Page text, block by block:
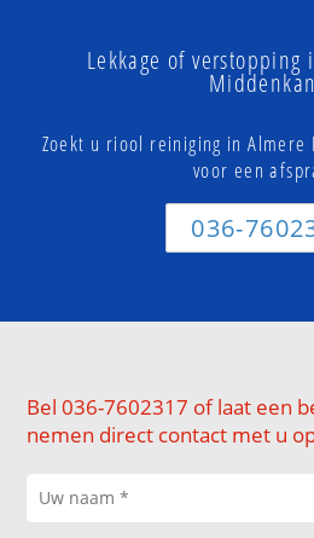
Lekkage of verstopping
Zoekt u riool reiniging in Almere
voor een
036-
Bel 036-7602317 of laat een
nemen direct contact met u